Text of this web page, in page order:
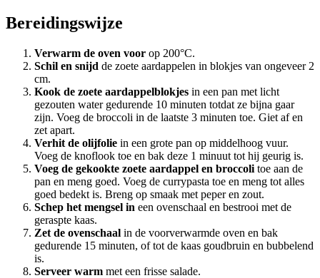
Bereidingswijze
Verwarm de oven voor op 200°C.
Schil en snijd de zoete aardappelen in blokjes van ongeveer 2
cm.
Kook de zoete aardappelblokjes in een pan met licht
gezouten water gedurende 10 minuten totdat ze bijna gaar
zijn. Voeg de broccoli in de laatste 3 minuten toe. Giet af en
zet apart.
Verhit de olijfolie in een grote pan op middelhoog vuur.
Voeg de knoflook toe en bak deze 1 minuut tot hij geurig is.
Voeg de gekookte zoete aardappel en broccoli toe aan de
pan en meng goed. Voeg de currypasta toe en meng tot alles
goed bedekt is. Breng op smaak met peper en zout.
Schep het mengsel in een ovenschaal en bestrooi met de
geraspte kaas.
Zet de ovenschaal in de voorverwarmde oven en bak
gedurende 15 minuten, of tot de kaas goudbruin en bubbelend
is.
Serveer warm met een frisse salade.